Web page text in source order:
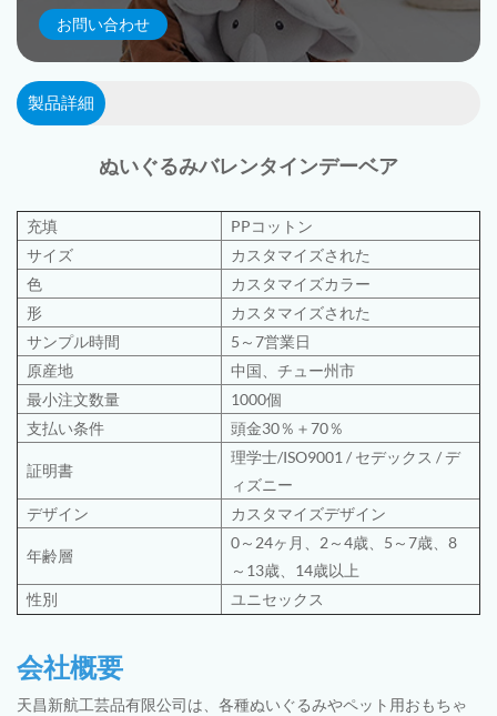
お問い合わせ
製品詳細
ぬいぐるみバレンタインデーベア
充填
PPコットン
サイズ
カスタマイズされた
色
カスタマイズカラー
形
カスタマイズされた
サンプル時間
5～7営業日
原産地
中国、チュー州市
最小注文数量
1000個
支払い条件
頭金30％＋70％
証明書
理学士/ISO9001 / セデックス /デ
ィズニー
デザイン
カスタマイズデザイン
年齢層
0～24ヶ月、2～4歳、5～7歳、8
～13歳、14歳以上
性別
ユニセックス
会社概要
天昌新航工芸品有限公司は、各種ぬいぐるみやペット用おもちゃ